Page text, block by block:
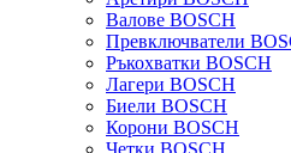
Валове BOSCH
Превключватели
Ръкохватки BOSCH
Лагери BOSCH
Биели BOSCH
Корони BOSCH
Четки BOSCH